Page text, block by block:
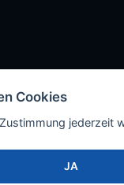
Cookies
jederzeit
JA